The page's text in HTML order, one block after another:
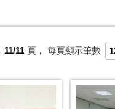
11/11 頁， 每頁顯示筆數